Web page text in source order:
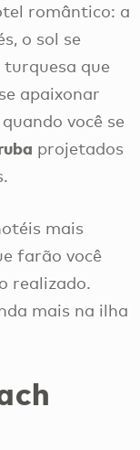
romântico: a
o sol se
que
apaixonar
você se
projetados
mais
farão você
realizado.
mais na ilha